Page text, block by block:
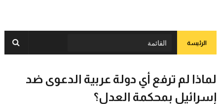
الرئيسة
لماذا لم ترفع أي دولة عربية الدعوى ضد
إسرائيل بمحكمة العدل؟